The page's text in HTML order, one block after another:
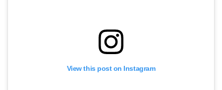
View this post on Instagram